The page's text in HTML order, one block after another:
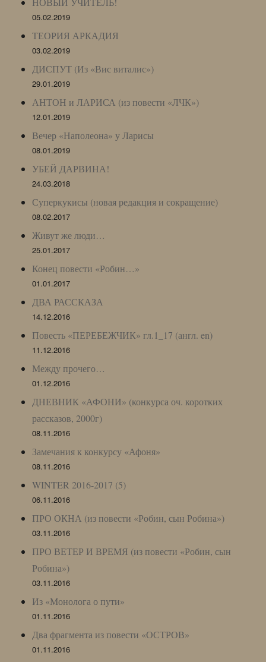
05.02.2019
ТЕОРИЯ АРКАДИЯ
03.02.2019
ДИСПУТ (Из «Вис виталис»)
29.01.2019
АНТОН и ЛАРИСА (из повести «ЛЧК»)
12.01.2019
Вечер «Наполеона» у Ларисы
08.01.2019
УБЕЙ ДАРВИНА!
24.03.2018
Суперкукисы (новая редакция и сокращение)
08.02.2017
Живут же люди…
25.01.2017
Конец повести «Робин…»
01.01.2017
ДВА РАССКАЗА
14.12.2016
Повесть «ПЕРЕБЕЖЧИК» гл.1_17 (англ. en)
11.12.2016
Между прочего…
01.12.2016
ДНЕВНИК «АФОНИ» (конкурса оч. коротких
рассказов, 2000г)
08.11.2016
Замечания к конкурсу «Афоня»
08.11.2016
WINTER 2016-2017 (5)
06.11.2016
ПРО ОКНА (из повести «Робин, сын Робина»)
03.11.2016
ПРО ВЕТЕР И ВРЕМЯ (из повести «Робин, сын
Робина»)
03.11.2016
Из «Монолога о пути»
01.11.2016
Два фрагмента из повести «ОСТРОВ»
01.11.2016